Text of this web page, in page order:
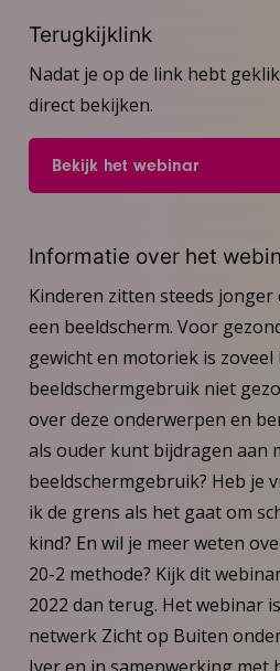
Terugkijklink
Nadat je op de link hebt
direct bekijken.
Bekijk het webinar
Informatie over het
Kinderen zitten steeds jonger
een beeldscherm. Voor
gewicht en motoriek is
beeldschermgebruik niet
over deze onderwerpen en
als ouder kunt bijdragen aan
beeldschermgebruik? Heb je
ik de grens als het gaat om
kind? En wil je meer weten
20-2 methode? Kijk dit
2022 dan terug. Het webinar
netwerk Zicht op Buiten